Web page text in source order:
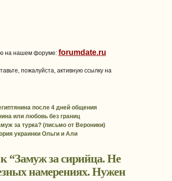
на нашем форуме: forumdate.ru
пожалуйста, активную ссылку на
после 4 дней общения
или любовь без границ
за турка? (письмо от Вероники)
украинки Ольги и Али
“Замуж за сирийца. Не
намерениях. Нужен